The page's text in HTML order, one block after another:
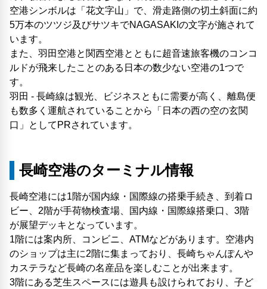
空港シンボルは「花文字山」で、滑走路側の切土斜面に約
5万本のツツジ及びサツキでNAGASAKIの文字が施されて
います。
また、羽田空港と関西空港とともに超音速旅客機のコンコ
ルドが飛来したことのある日本の数少ない空港の1つで
す。
羽田 - 長崎線は観光、ビジネスともに需要が高く、離島便
も数多く運航されていることから「日本の西の空の玄関
口」としてPRされています。
長崎空港のターミナル情報
長崎空港には1階が国内線・国際線の搭乗手続き、到着ロ
ビー、2階が手荷物検査場、国内線・国際線搭乗口、3階
が展望デッキとなっています。
1階には案内所、コンビニ、ATMなどがあります。空港内
のショップは主に2階に集まっており、長崎ちゃんぽんや
カステラなど長崎の名産品を楽しむことが出来ます。
3階にある芝生スペースには遊具も設けられており、子ど